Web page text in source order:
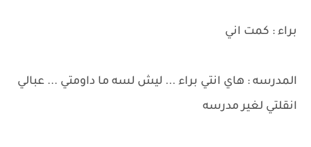
براء : كمت اني
المدرسه : هاي انتي براء ... ليش لسه ما داومتي ... عبالي
انقلتي لغير مدرسه